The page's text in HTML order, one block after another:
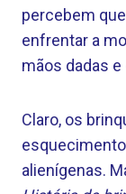
percebem
enfrentar a
mãos dadas
Claro, os
alienígenas.